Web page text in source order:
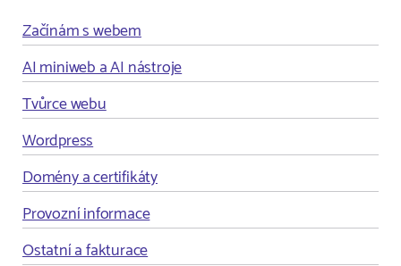
Začínám s webem
AI miniweb a AI nástroje
Tvůrce webu
Wordpress
Domény a certifikáty
Provozní informace
Ostatní a fakturace